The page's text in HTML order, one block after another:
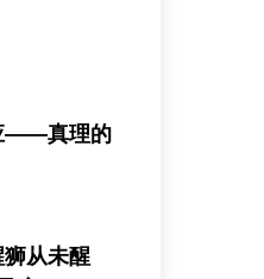
——真理的
从未醒